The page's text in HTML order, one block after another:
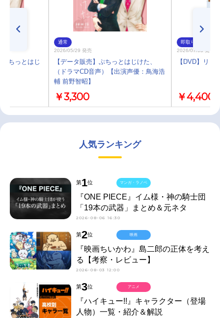
ちっとはじ
通常
2026/05/29 発売
【データ販売】ぷちっとはじけた、
（ドラマCD音声）【出演声優：鳥海浩
輔 前野智昭】
￥3,300
即取り
2026/07/03 発売
【DVD】リト
￥4,400
人気ランキング
第1位
『ONE PIECE』イム様・神の騎士団
「19本の武器」まとめ＆元ネタ
2026-08-06 16:30
マンガ・ラノベ
第2位
『映画ちいかわ』島二郎の正体を考え
る【考察・レビュー】
2026-08-03 12:00
映画
第3位
『ハイキュー!!』キャラクター（登場
人物）一覧・紹介＆解説
アニメ